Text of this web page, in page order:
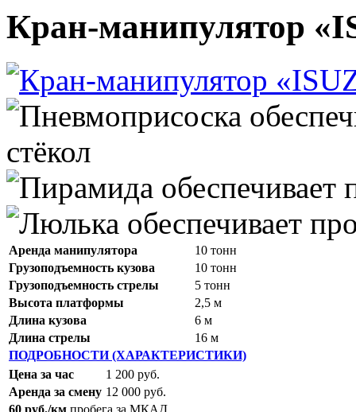
Кран-манипулятор
Аренда манипулятора
10 тонн
Грузоподъемность кузова
10 тонн
Грузоподъемность стрелы
5 тонн
Высота платформы
2,5 м
Длина кузова
6 м
Длина стрелы
16 м
ПОДРОБНОСТИ (ХАРАКТЕРИСТИКИ)
Цена за час
1 200 руб.
Аренда за смену 12 000 руб.